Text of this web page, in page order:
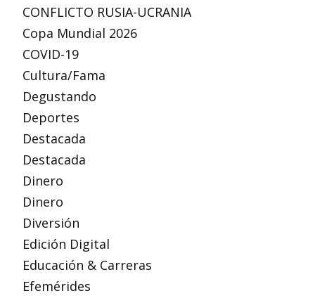
CONFLICTO RUSIA-UCRANIA
Copa Mundial 2026
COVID-19
Cultura/Fama
Degustando
Deportes
Destacada
Destacada
Dinero
Dinero
Diversión
Edición Digital
Educación & Carreras
Efemérides